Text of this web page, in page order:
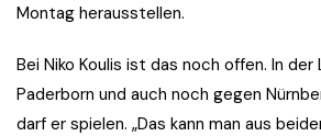
Montag herausstellen.
Bei Niko Koulis ist das noch offen. In
Paderborn und auch noch gegen
darf er spielen. „Das kann man aus